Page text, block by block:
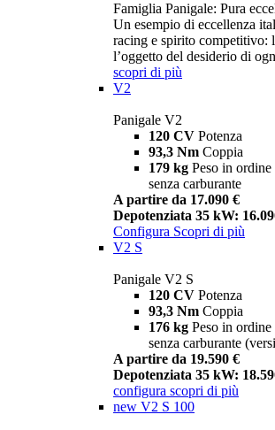
Famiglia Panigale: Pura
Un esempio di eccellenza
racing e spirito competitivo:
l’oggetto del desiderio di
scopri di più
V2
Panigale V2
120 CV Potenza
93,3 Nm Coppia
179 kg Peso in ordine
senza carburante
A partire da 17.090 €
Depotenziata 35 kW:
Configura Scopri di più
V2 S
Panigale V2 S
120 CV Potenza
93,3 Nm Coppia
176 kg Peso in ordine
senza carburante
A partire da 19.590 €
Depotenziata 35 kW:
configura scopri di più
new V2 S 100